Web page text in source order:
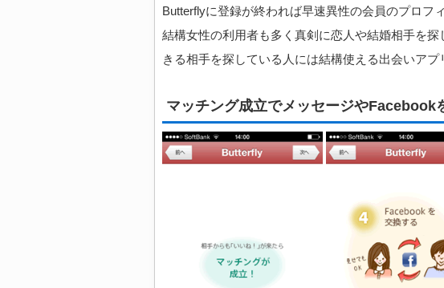
Butterflyに登録が終われば早速異性の会員のプロフ
結構女性の利用者も多く真剣に恋人や結婚相手を
きる相手を探している人には結構使える出会いアプ
マッチング成立でメッセージやFacebook